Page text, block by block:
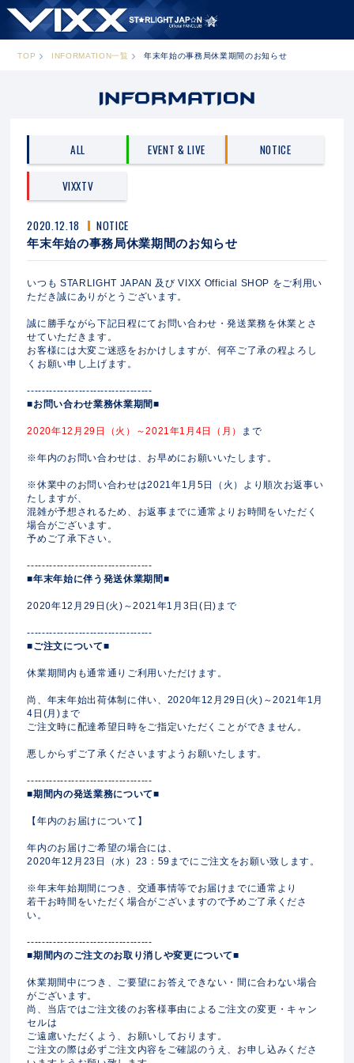
TOP INFORMATION一覧 年末年始の事務局休業期間のお知らせ
ALL EVENT & LIVE NOTICE
VIXXTV
2020.12.18 NOTICE
年末年始の事務局休業期間のお知らせ
いつも STARLIGHT JAPAN 及び VIXX Official SHOP をご利用い
ただき誠にありがとうございます。
誠に勝手ながら下記日程にてお問い合わせ・発送業務を休業とさ
せていただきます。
お客様には大変ご迷惑をおかけしますが、何卒ご了承の程よろし
くお願い申し上げます。
----------------------------------
■お問い合わせ業務休業期間■
2020年12月29日（火）～2021年1月4日（月） まで
※年内のお問い合わせは、お早めにお願いいたします。
※休業中のお問い合わせは2021年1月5日（火）より順次お返事い
たしますが、
混雑が予想されるため、お返事までに通常よりお時間をいただく
場合がございます。
予めご了承下さい。
----------------------------------
■年末年始に伴う発送休業期間■
2020年12月29日(火)～2021年1月3日(日)まで
----------------------------------
■ご注文について■
休業期間内も通常通りご利用いただけます。
尚、年末年始出荷体制に伴い、2020年12月29日(火)～2021年1月
4日(月)まで
ご注文時に配達希望日時をご指定いただくことができません。
悪しからずご了承くださいますようお願いたします。
----------------------------------
■期間内の発送業務について■
【年内のお届けについて】
年内のお届けご希望の場合には、
2020年12月23日（水）23：59までにご注文をお願い致します。
※年末年始期間につき、交通事情等でお届けまでに通常より
若干お時間をいただく場合がございますので予めご了承くださ
い。
----------------------------------
■期間内のご注文のお取り消しや変更について■
休業期間中につき、ご要望にお答えできない・間に合わない場合
がございます。
尚、当店ではご注文後のお客様事由によるご注文の変更・キャン
セルは
ご遠慮いただくよう、お願いしております。
ご注文の際は必ずご注文内容をご確認のうえ、お申し込みくださ